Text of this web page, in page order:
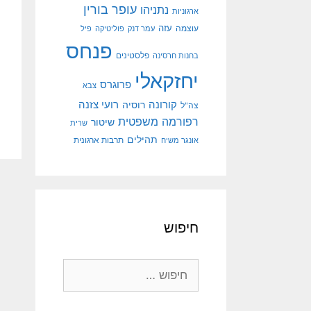
ארגוניות נתניהו עופר בורין
עוצמה עזה עמר דנק פוליטיקה פיל
בחנות חרסינה פלסטינים פנחס
יחזקאלי פרוגרס צבא
צה"ל קורונה רוסיה רועי צזנה
רפורמה משפטית שיטור שרית
אונגר משיח תהילים תרבות ארגונית
חיפוש